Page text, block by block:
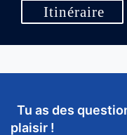
Itinéraire
Tu as des
plaisir !